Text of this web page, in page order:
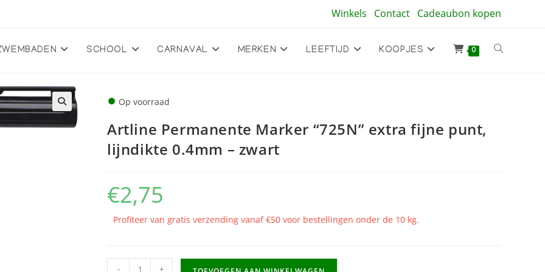
Winkels Contact Cadeaubon kopen
SCHOOL CARNAVAL MERKEN LEEFTIJD KOOPJES 0 Toggle
● Op voorraad
Artline Permanente Marker “725N” extra fijne punt,
lijndikte 0.4mm – zwart
€2,75
Profiteer van gratis verzending vanaf €50 voor bestellingen onder de 10 kg.
- +